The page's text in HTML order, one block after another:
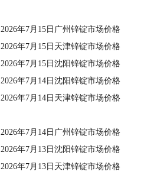
2026年7月15日广州锌锭市场价格
2026年7月15日天津锌锭市场价格
2026年7月15日沈阳锌锭市场价格
2026年7月14日沈阳锌锭市场价格
2026年7月14日天津锌锭市场价格
2026年7月14日广州锌锭市场价格
2026年7月13日沈阳锌锭市场价格
2026年7月13日天津锌锭市场价格